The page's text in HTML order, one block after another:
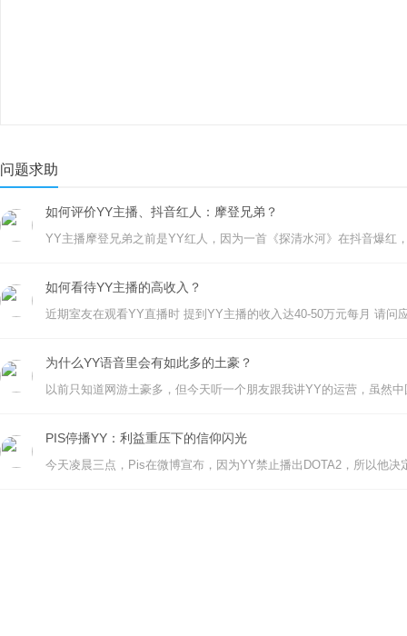
问题求助
如何评价YY主播、抖音红人：摩登兄弟？
如何看待YY主播的高收入？
为什么YY语音里会有如此多的土豪？
PIS停播YY：利益重压下的信仰闪光